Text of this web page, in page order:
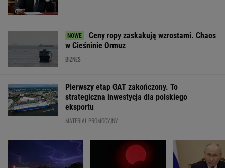
Ceny ropy zaskakują wzrostami. Chaos
w Cieśninie Ormuz
BIZNES
Pierwszy etap GAT zakończony. To
strategiczna inwestycja dla polskiego
eksportu
MATERIAŁ PROMOCYJNY